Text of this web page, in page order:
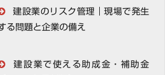
建設業のリスク管理｜現場で発生
る問題と企業の備え
建設業で使える助成金・補助金